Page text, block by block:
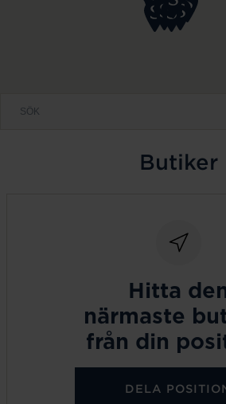
Butiker
Hitta
närmaste
från din
DELA